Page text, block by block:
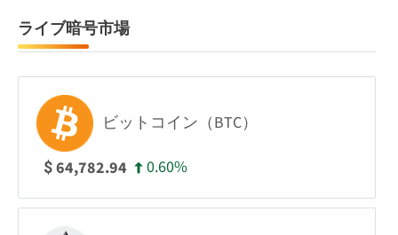
ライブ暗号市場
ビットコイン（BTC）
$64,782.94 0.60%